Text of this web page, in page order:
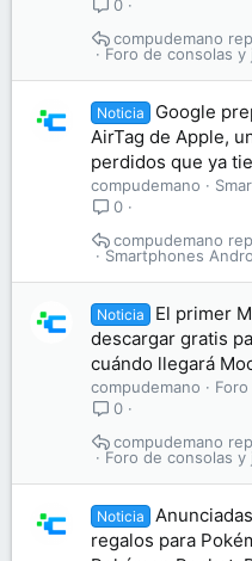
0
Foro de consolas y
compudemano
Noticia
Google
AirTag de Apple,
perdidos que ya
compudemano
0
Smartphones
compudemano
Noticia
El primer
descargar gratis
cuándo llegará
compudemano
0
Foro de consolas y
compudemano
Noticia
regalos para